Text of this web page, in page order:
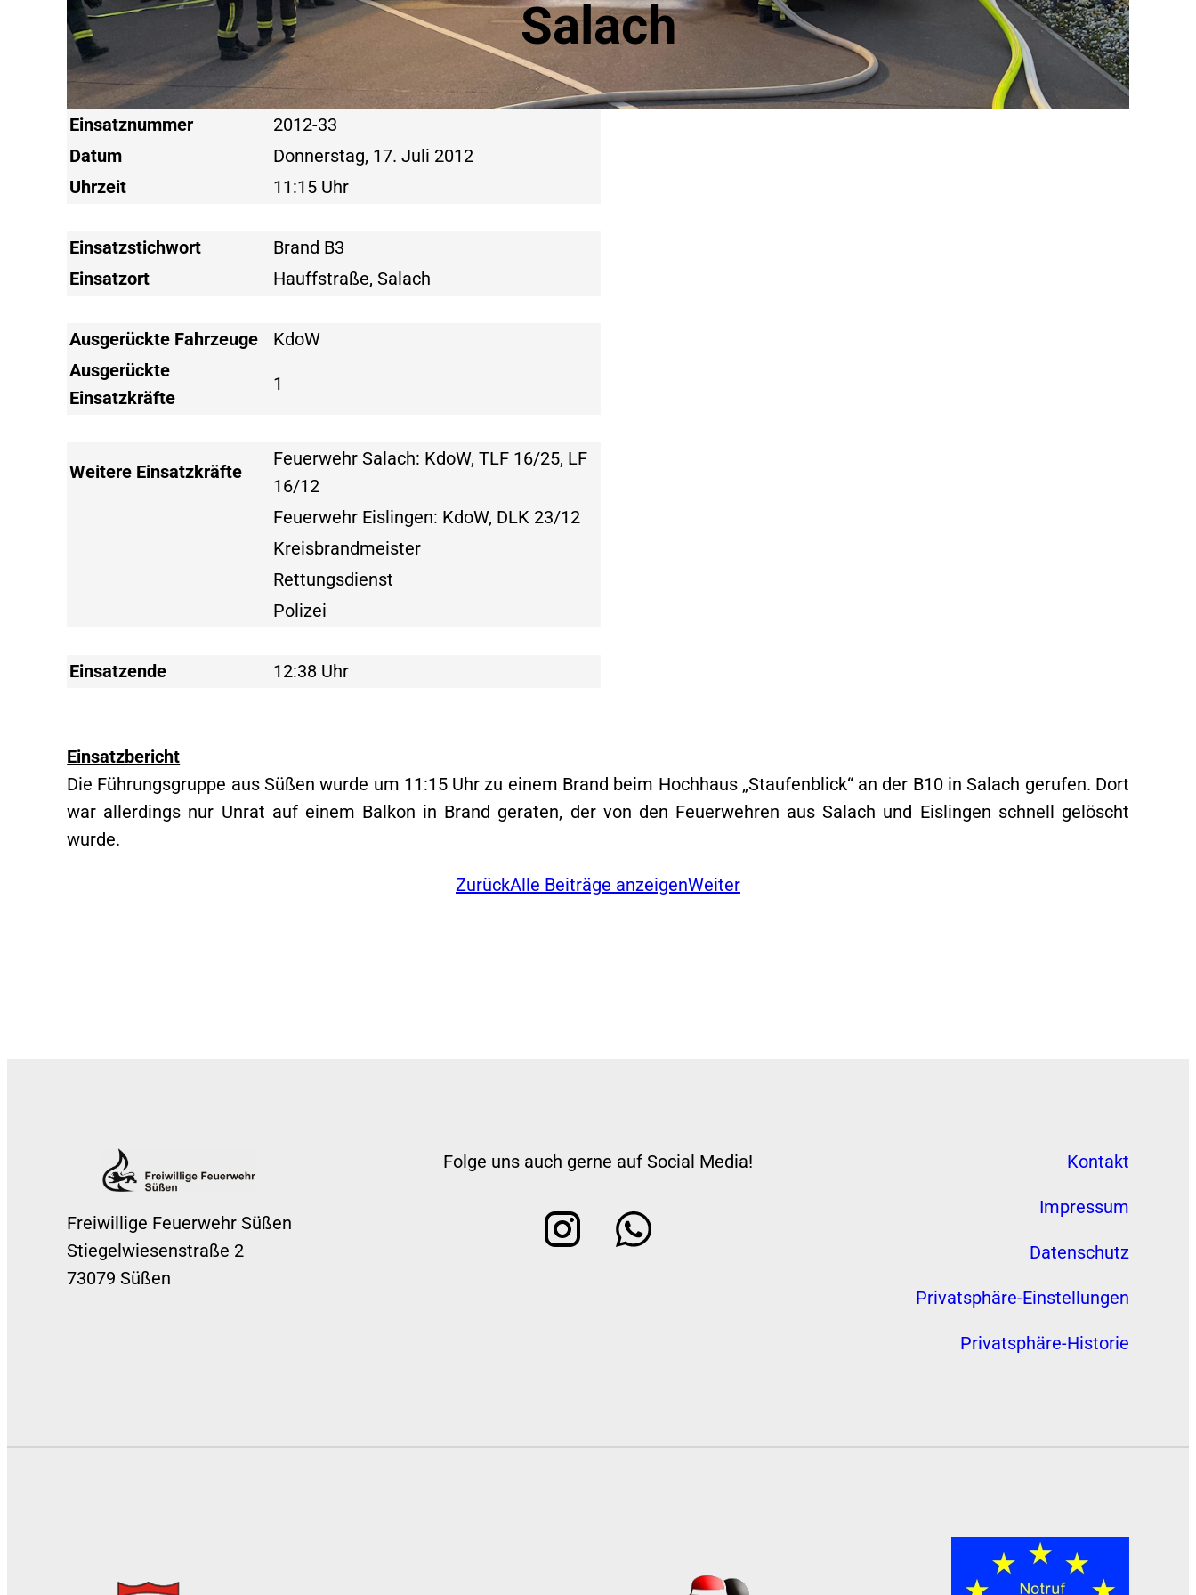
Salach
Einsatznummer
2012-33
Datum
Donnerstag, 17. Juli 2012
Uhrzeit
11:15 Uhr
Einsatzstichwort
Brand B3
Einsatzort
Hauffstraße, Salach
Ausgerückte Fahrzeuge
KdoW
Ausgerückte
Einsatzkräfte
1
Weitere Einsatzkräfte
Feuerwehr Salach: KdoW, TLF 16/25, LF
16/12
Feuerwehr Eislingen: KdoW, DLK 23/12
Kreisbrandmeister
Rettungsdienst
Polizei
Einsatzende 12:38 Uhr
Einsatzbericht
Die Führungsgruppe aus Süßen wurde um 11:15 Uhr zu einem Brand beim Hochhaus „Staufenblick“ an der B10 in Salach gerufen. Dort
war allerdings nur Unrat auf einem Balkon in Brand geraten, der von den Feuerwehren aus Salach und Eislingen schnell gelöscht
wurde.
ZurückAlle Beiträge anzeigenWeiter
Freiwillige Feuerwehr Süßen
Stiegelwiesenstraße 2
73079 Süßen
Folge uns auch gerne auf Social Media! Kontakt
Impressum
Datenschutz
Privatsphäre-Einstellungen
Privatsphäre-Historie